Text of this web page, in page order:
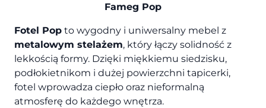
Fameg Pop
Fotel Pop to wygodny i uniwersalny mebel z
metalowym stelażem, który łączy solidność z
lekkością formy. Dzięki miękkiemu siedzisku,
podłokietnikom i dużej powierzchni tapicerki,
fotel wprowadza ciepło oraz nieformalną
atmosferę do każdego wnętrza.